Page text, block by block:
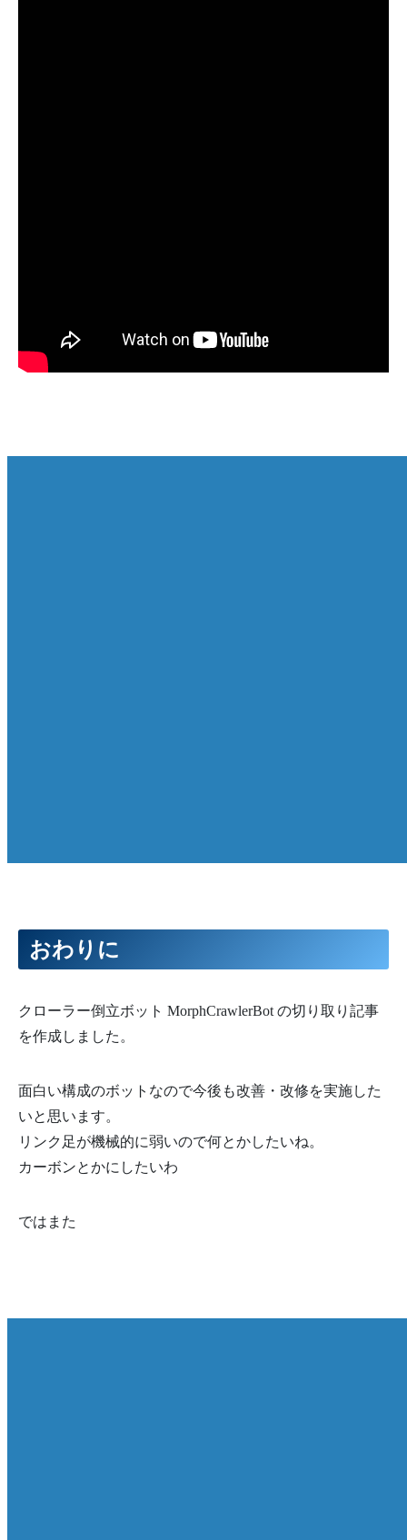
おわりに
クローラー倒立ボット MorphCrawlerBot の切り取り記事
を作成しました。
面白い構成のボットなので今後も改善・改修を実施した
いと思います。
リンク足が機械的に弱いので何とかしたいね。
カーボンとかにしたいわ
ではまた